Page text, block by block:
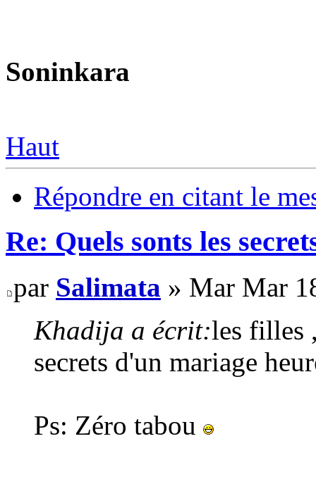
Soninkara
Haut
Répondre en citant le
Re: Quels sonts les
par Salimata » Mar Mar
Khadija a écrit:les filles
secrets d'un mariage
Ps: Zéro tabou